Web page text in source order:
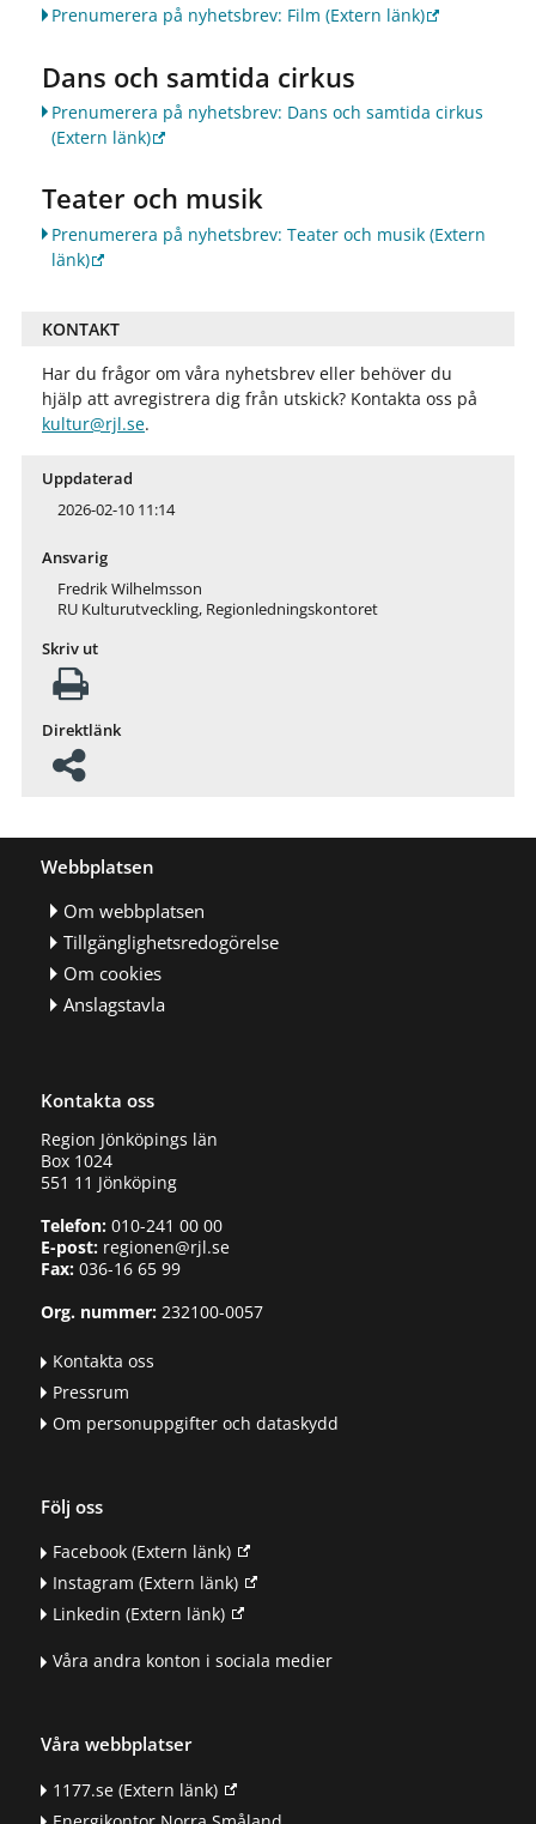
Prenumerera på nyhetsbrev: Film (Extern länk)
Dans och samtida cirkus
Prenumerera på nyhetsbrev: Dans och samtida cirkus
(Extern länk)
Teater och musik
Prenumerera på nyhetsbrev: Teater och musik(Extern
länk)
KONTAKT
Har du frågor om våra nyhetsbrev eller behöver du
hjälp att avregistrera dig från utskick? Kontakta oss på
kultur@rjl.se.
Uppdaterad
2026-02-10 11:14
Ansvarig
Fredrik Wilhelmsson
RU Kulturutveckling, Regionledningskontoret
Skriv ut
Direktlänk
Webbplatsen
Om webbplatsen
Tillgänglighetsredogörelse
Om cookies
Anslagstavla
Kontakta oss
Region Jönköpings län
Box 1024
551 11 Jönköping
Telefon:010-241 00 00
E-post:regionen@rjl.se
Fax: 036-16 65 99
Org. nummer:232100-0057
Kontakta oss
Pressrum
Om personuppgifter och dataskydd
Följ oss
Facebook(Extern länk)
Instagram (Extern länk)
Linkedin (Extern länk)
Våra andra konton i sociala medier
Våra webbplatser
1177.se(Extern länk)